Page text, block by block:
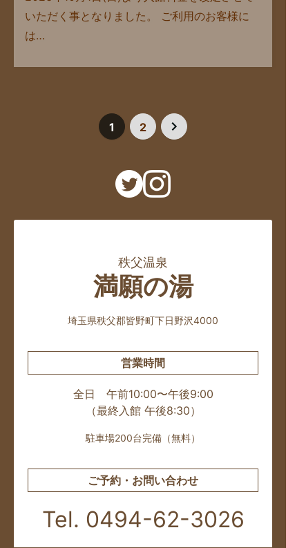
いただく事となりました。 ご利用のお客様に
は…
1 2
秩父温泉
満願の湯
埼玉県秩父郡皆野町下日野沢4000
営業時間
全日 午前10:00〜午後9:00
（最終入館 午後8:30）
駐車場200台完備（無料）
ご予約・お問い合わせ
Tel. 0494-62-3026